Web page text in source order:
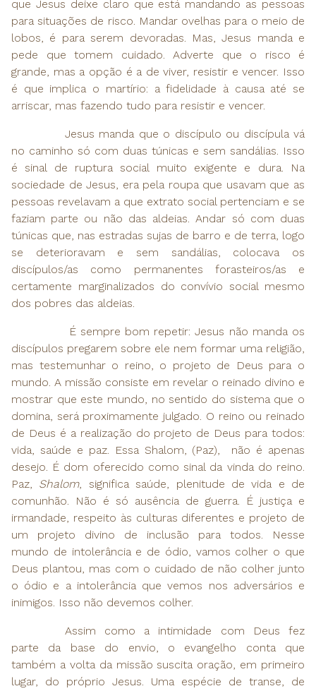
que Jesus deixe claro que está mandando as pessoas
para situações de risco. Mandar ovelhas para o meio de
lobos, é para serem devoradas. Mas, Jesus manda e
pede que tomem cuidado. Adverte que o risco é
grande, mas a opção é a de viver, resistir e vencer. Isso
é que implica o martírio: a fidelidade à causa até se
arriscar, mas fazendo tudo para resistir e vencer.
Jesus manda que o discípulo ou discípula vá
no caminho só com duas túnicas e sem sandálias. Isso
é sinal de ruptura social muito exigente e dura. Na
sociedade de Jesus, era pela roupa que usavam que as
pessoas revelavam a que extrato social pertenciam e se
faziam parte ou não das aldeias. Andar só com duas
túnicas que, nas estradas sujas de barro e de terra, logo
se deterioravam e sem sandálias, colocava os
discípulos/as como permanentes forasteiros/as e
certamente marginalizados do convívio social mesmo
dos pobres das aldeias.
É sempre bom repetir: Jesus não manda os
discípulos pregarem sobre ele nem formar uma religião,
mas testemunhar o reino, o projeto de Deus para o
mundo. A missão consiste em revelar o reinado divino e
mostrar que este mundo, no sentido do sistema que o
domina, será proximamente julgado. O reino ou reinado
de Deus é a realização do projeto de Deus para todos:
vida, saúde e paz. Essa Shalom, (Paz), não é apenas
desejo. É dom oferecido como sinal da vinda do reino.
Paz, Shalom, significa saúde, plenitude de vida e de
comunhão. Não é só ausência de guerra. É justiça e
irmandade, respeito às culturas diferentes e projeto de
um projeto divino de inclusão para todos. Nesse
mundo de intolerância e de ódio, vamos colher o que
Deus plantou, mas com o cuidado de não colher junto
o ódio e a intolerância que vemos nos adversários e
inimigos. Isso não devemos colher.
Assim como a intimidade com Deus fez
parte da base do envio, o evangelho conta que
também a volta da missão suscita oração, em primeiro
lugar, do próprio Jesus. Uma espécie de transe, de